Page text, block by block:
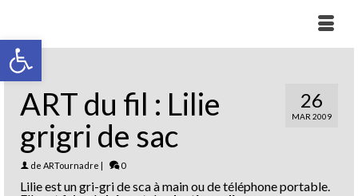
Ouvrir la barre d’outils
26
MAR 2009
ART du fil : Lilie
grigri de sac
de ARTournadre | 0
Lilie est un gri-gri de sca à main ou de téléphone portable.